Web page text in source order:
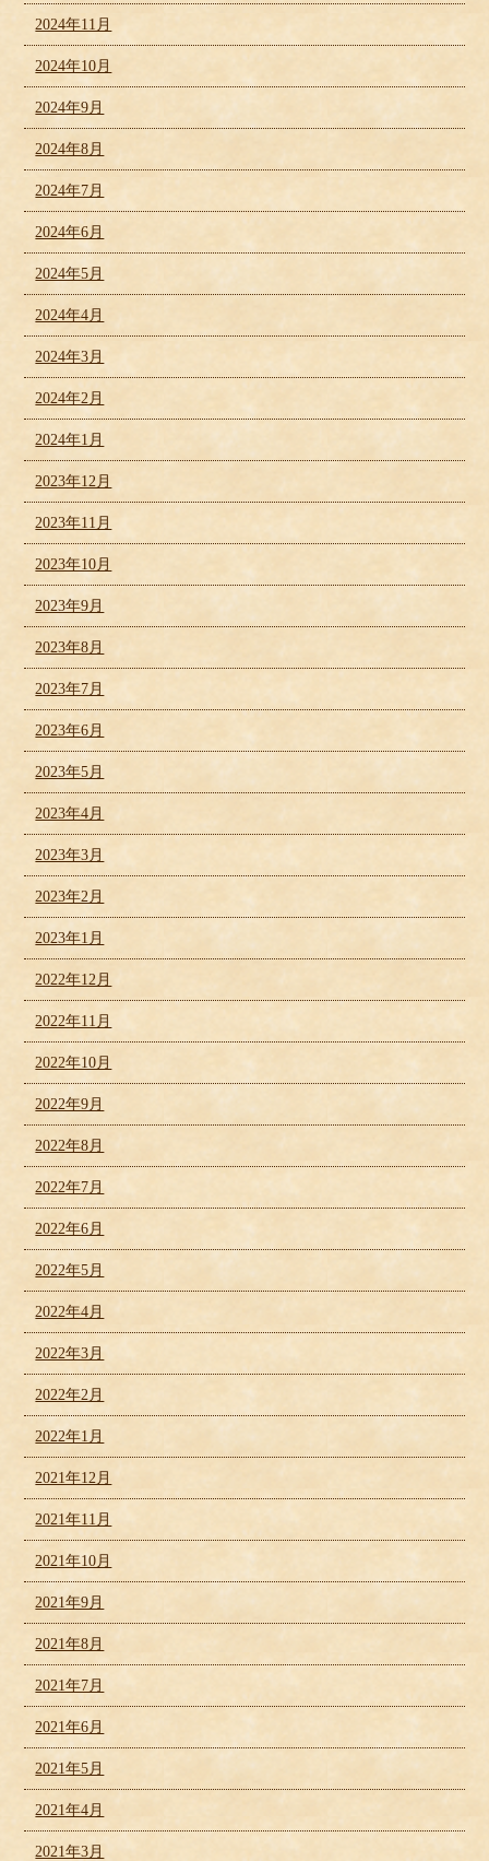
2024年11月
2024年10月
2024年9月
2024年8月
2024年7月
2024年6月
2024年5月
2024年4月
2024年3月
2024年2月
2024年1月
2023年12月
2023年11月
2023年10月
2023年9月
2023年8月
2023年7月
2023年6月
2023年5月
2023年4月
2023年3月
2023年2月
2023年1月
2022年12月
2022年11月
2022年10月
2022年9月
2022年8月
2022年7月
2022年6月
2022年5月
2022年4月
2022年3月
2022年2月
2022年1月
2021年12月
2021年11月
2021年10月
2021年9月
2021年8月
2021年7月
2021年6月
2021年5月
2021年4月
2021年3月